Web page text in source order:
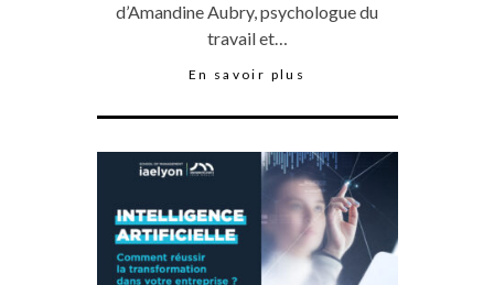
d’Amandine Aubry, psychologue du
travail et…
En savoir plus